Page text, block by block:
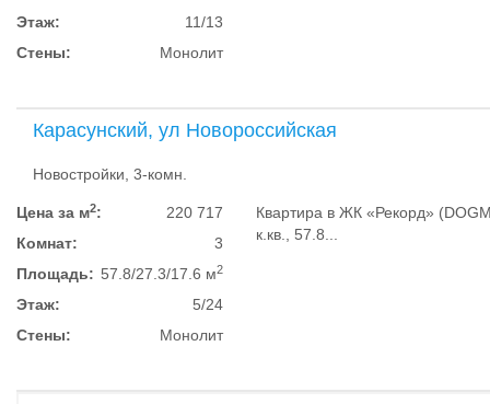
Этаж:
11/13
Стены:
Монолит
Карасунский, ул Новороссийская
Новостройки, 3-комн.
Цена за м2:
220 717
Комнат:
3
Площадь: 57.8/27.3/17.6 м2
Этаж:
5/24
Стены:
Монолит
Квартира в ЖК «Рекорд»
к.кв., 57.8...